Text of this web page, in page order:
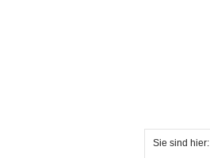
Sie sind hier: